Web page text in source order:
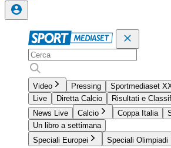
Video Pressing Sportmediaset
Live
Diretta Calcio
Risultati e
News Live
Calcio Coppa Italia
Un libro a settimana
Speciali Europei
Speciali Olimpiadi